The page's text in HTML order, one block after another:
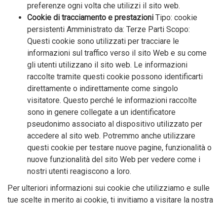
preferenze ogni volta che utilizzi il sito web.
Cookie di tracciamento e prestazioni Tipo: cookie
persistenti Amministrato da: Terze Parti Scopo:
Questi cookie sono utilizzati per tracciare le
informazioni sul traffico verso il sito Web e su come
gli utenti utilizzano il sito web. Le informazioni
raccolte tramite questi cookie possono identificarti
direttamente o indirettamente come singolo
visitatore. Questo perché le informazioni raccolte
sono in genere collegate a un identificatore
pseudonimo associato al dispositivo utilizzato per
accedere al sito web. Potremmo anche utilizzare
questi cookie per testare nuove pagine, funzionalità o
nuove funzionalità del sito Web per vedere come i
nostri utenti reagiscono a loro.
Per ulteriori informazioni sui cookie che utilizziamo e sulle
tue scelte in merito ai cookie, ti invitiamo a visitare la nostra